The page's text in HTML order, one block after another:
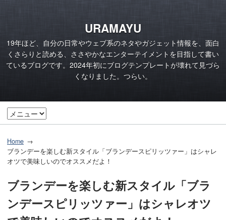
URAMAYU
19年ほど、自分の日常やウェブ系のネタやガジェット情報を、面白
くさらりと読める、ささやかなエンターテイメントを目指して書い
ているブログです。2024年初にブログテンプレートが壊れて見づら
くなりました。つらい。
Home
ブランデーを楽しむ新スタイル「ブランデースピリッツァー」はシャレ
オツで美味しいのでオススメだよ！
ブランデーを楽しむ新スタイル「ブラ
ンデースピリッツァー」はシャレオツ